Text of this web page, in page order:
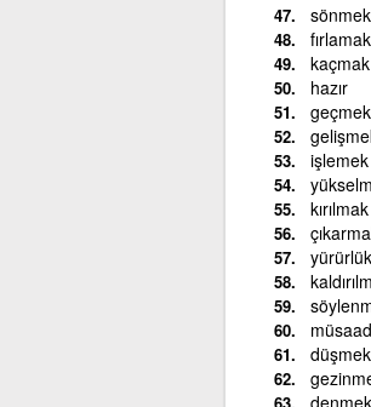
sönmek
fırlamak
kaçmak
hazır
kırılmak
düşmek
denmek